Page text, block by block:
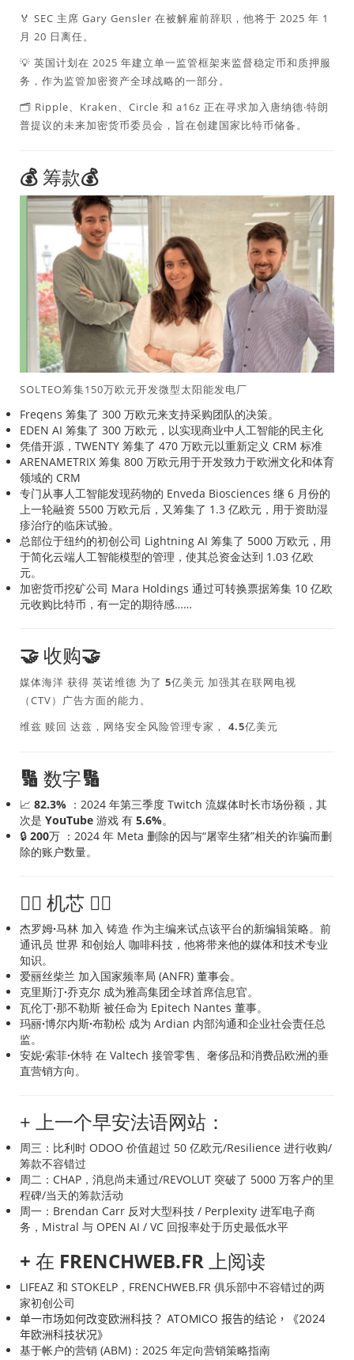
🏅 SEC 主席 Gary Gensler 在被解雇前辞职，他将于 2025 年 1
月 20 日离任。
💡 英国计划在 2025 年建立单一监管框架来监督稳定币和质押服
务，作为监管加密资产全球战略的一部分。
🗂️ Ripple、Kraken、Circle 和 a16z 正在寻求加入唐纳德·特朗
普提议的未来加密货币委员会，旨在创建国家比特币储备。
💰 筹款💰
SOLTEO筹集150万欧元开发微型太阳能发电厂
Freqens 筹集了 300 万欧元来支持采购团队的决策。
EDEN AI 筹集了 300 万欧元，以实现商业中人工智能的民主化
凭借开源，TWENTY 筹集了 470 万欧元以重新定义 CRM 标准
ARENAMETRIX 筹集 800 万欧元用于开发致力于欧洲文化和体育
领域的 CRM
专门从事人工智能发现药物的 Enveda Biosciences 继 6 月份的
上一轮融资 5500 万欧元后，又筹集了 1.3 亿欧元，用于资助湿
疹治疗的临床试验。
总部位于纽约的初创公司 Lightning AI 筹集了 5000 万欧元，用
于简化云端人工智能模型的管理，使其总资金达到 1.03 亿欧
元。
加密货币挖矿公司 Mara Holdings 通过可转换票据筹集 10 亿欧
元收购比特币，有一定的期待感……
🤝 收购🤝
媒体海洋 获得 英诺维德 为了 5亿美元 加强其在联网电视
（CTV）广告方面的能力。
维兹 赎回 达兹 ，网络安全风险管理专家， 4.5亿美元
🔢 数字🔢
📈 82.3% ：2024 年第三季度 Twitch 流媒体时长市场份额，其
次是 YouTube 游戏 有 5.6%。
🔒 200万 ：2024 年 Meta 删除的因与“屠宰生猪”相关的诈骗而删
除的账户数量。
🏃‍♂️ 机芯 🏃‍♂️
杰罗姆·马林 加入 铸造 作为主编来试点该平台的新编辑策略。前
通讯员 世界 和创始人 咖啡科技 ，他将带来他的媒体和技术专业
知识。
爱丽丝柴兰 加入国家频率局 (ANFR) 董事会。
克里斯汀·乔克尔 成为雅高集团全球首席信息官。
瓦伦丁·那不勒斯 被任命为 Epitech Nantes 董事。
玛丽·博尔内斯·布勒松 成为 Ardian 内部沟通和企业社会责任总
监。
安妮·索菲·休特 在 Valtech 接管零售、奢侈品和消费品欧洲的垂
直营销方向。
+ 上一个早安法语网站：
周三：比利时 ODOO 价值超过 50 亿欧元/Resilience 进行收购/
筹款不容错过
周二：CHAP，消息尚未通过/REVOLUT 突破了 5000 万客户的里
程碑/当天的筹款活动
周一：Brendan Carr 反对大型科技 / Perplexity 进军电子商
务，Mistral 与 OPEN AI / VC 回报率处于历史最低水平
+ 在 FRENCHWEB.FR 上阅读
LIFEAZ 和 STOKELP，FRENCHWEB.FR 俱乐部中不容错过的两
家初创公司
单一市场如何改变欧洲科技？ ATOMICO 报告的结论，《2024
年欧洲科技状况》
基于帐户的营销 (ABM)：2025 年定向营销策略指南